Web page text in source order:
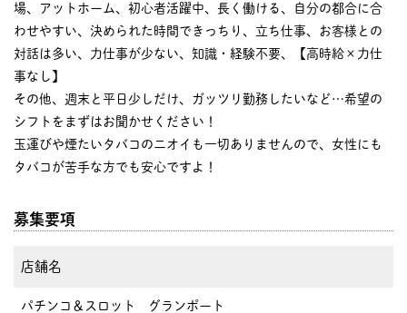
場、アットホーム、初心者活躍中、長く働ける、自分の都合に合
わせやすい、決められた時間できっちり、立ち仕事、お客様との
対話は多い、力仕事が少ない、知識・経験不要、【高時給×力仕
事なし】
その他、週末と平日少しだけ、ガッツリ勤務したいなど…希望の
シフトをまずはお聞かせください！
玉運びや煙たいタバコのニオイも一切ありませんので、女性にも
タバコが苦手な方でも安心ですよ！
募集要項
店舗名
パチンコ＆スロット グランポート